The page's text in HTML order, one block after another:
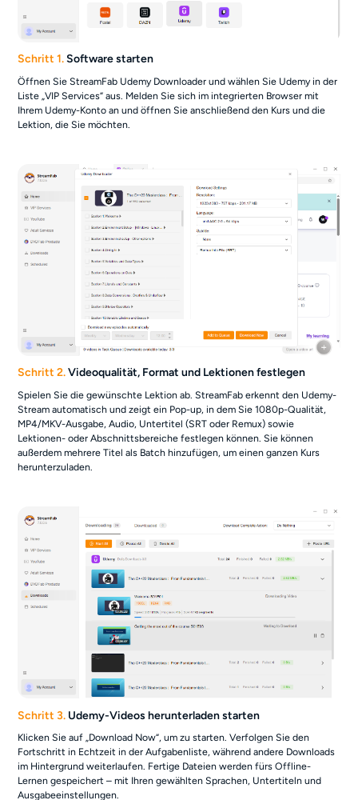
Schritt 1.Software starten
Öffnen Sie StreamFab Udemy Downloader und wählen Sie Udemy in der
Liste „VIP Services“ aus. Melden Sie sich im integrierten Browser mit
Ihrem Udemy-Konto an und öffnen Sie anschließend den Kurs und die
Lektion, die Sie möchten.
Schritt 2.Videoqualität, Format und Lektionen festlegen
Spielen Sie die gewünschte Lektion ab. StreamFab erkennt den Udemy-
Stream automatisch und zeigt ein Pop-up, in dem Sie 1080p-Qualität,
MP4/MKV-Ausgabe, Audio, Untertitel (SRT oder Remux) sowie
Lektionen- oder Abschnittsbereiche festlegen können. Sie können
außerdem mehrere Titel als Batch hinzufügen, um einen ganzen Kurs
herunterzuladen.
Schritt 3. Udemy-Videos herunterladen starten
Klicken Sie auf „Download Now“, um zu starten. Verfolgen Sie den
Fortschritt in Echtzeit in der Aufgabenliste, während andere Downloads
im Hintergrund weiterlaufen. Fertige Dateien werden fürs Offline-
Lernen gespeichert – mit Ihren gewählten Sprachen, Untertiteln und
Ausgabeeinstellungen.